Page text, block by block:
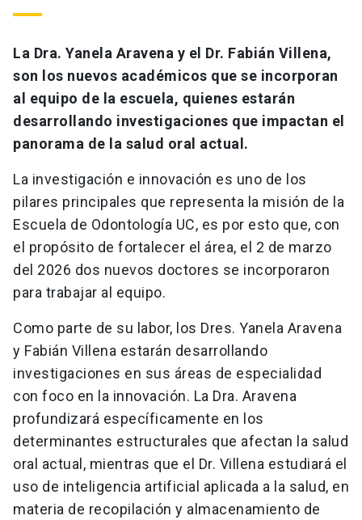
La Dra. Yanela Aravena y el Dr. Fabián Villena,
son los nuevos académicos que se incorporan
al equipo de la escuela, quienes estarán
desarrollando investigaciones que impactan el
panorama de la salud oral actual.
La investigación e innovación es uno de los
pilares principales que representa la misión de la
Escuela de Odontología UC, es por esto que, con
el propósito de fortalecer el área, el 2 de marzo
del 2026 dos nuevos doctores se incorporaron
para trabajar al equipo.
Como parte de su labor, los Dres. Yanela Aravena
y Fabián Villena estarán desarrollando
investigaciones en sus áreas de especialidad
con foco en la innovación. La Dra. Aravena
profundizará específicamente en los
determinantes estructurales que afectan la salud
oral actual, mientras que el Dr. Villena estudiará el
uso de inteligencia artificial aplicada a la salud, en
materia de recopilación y almacenamiento de